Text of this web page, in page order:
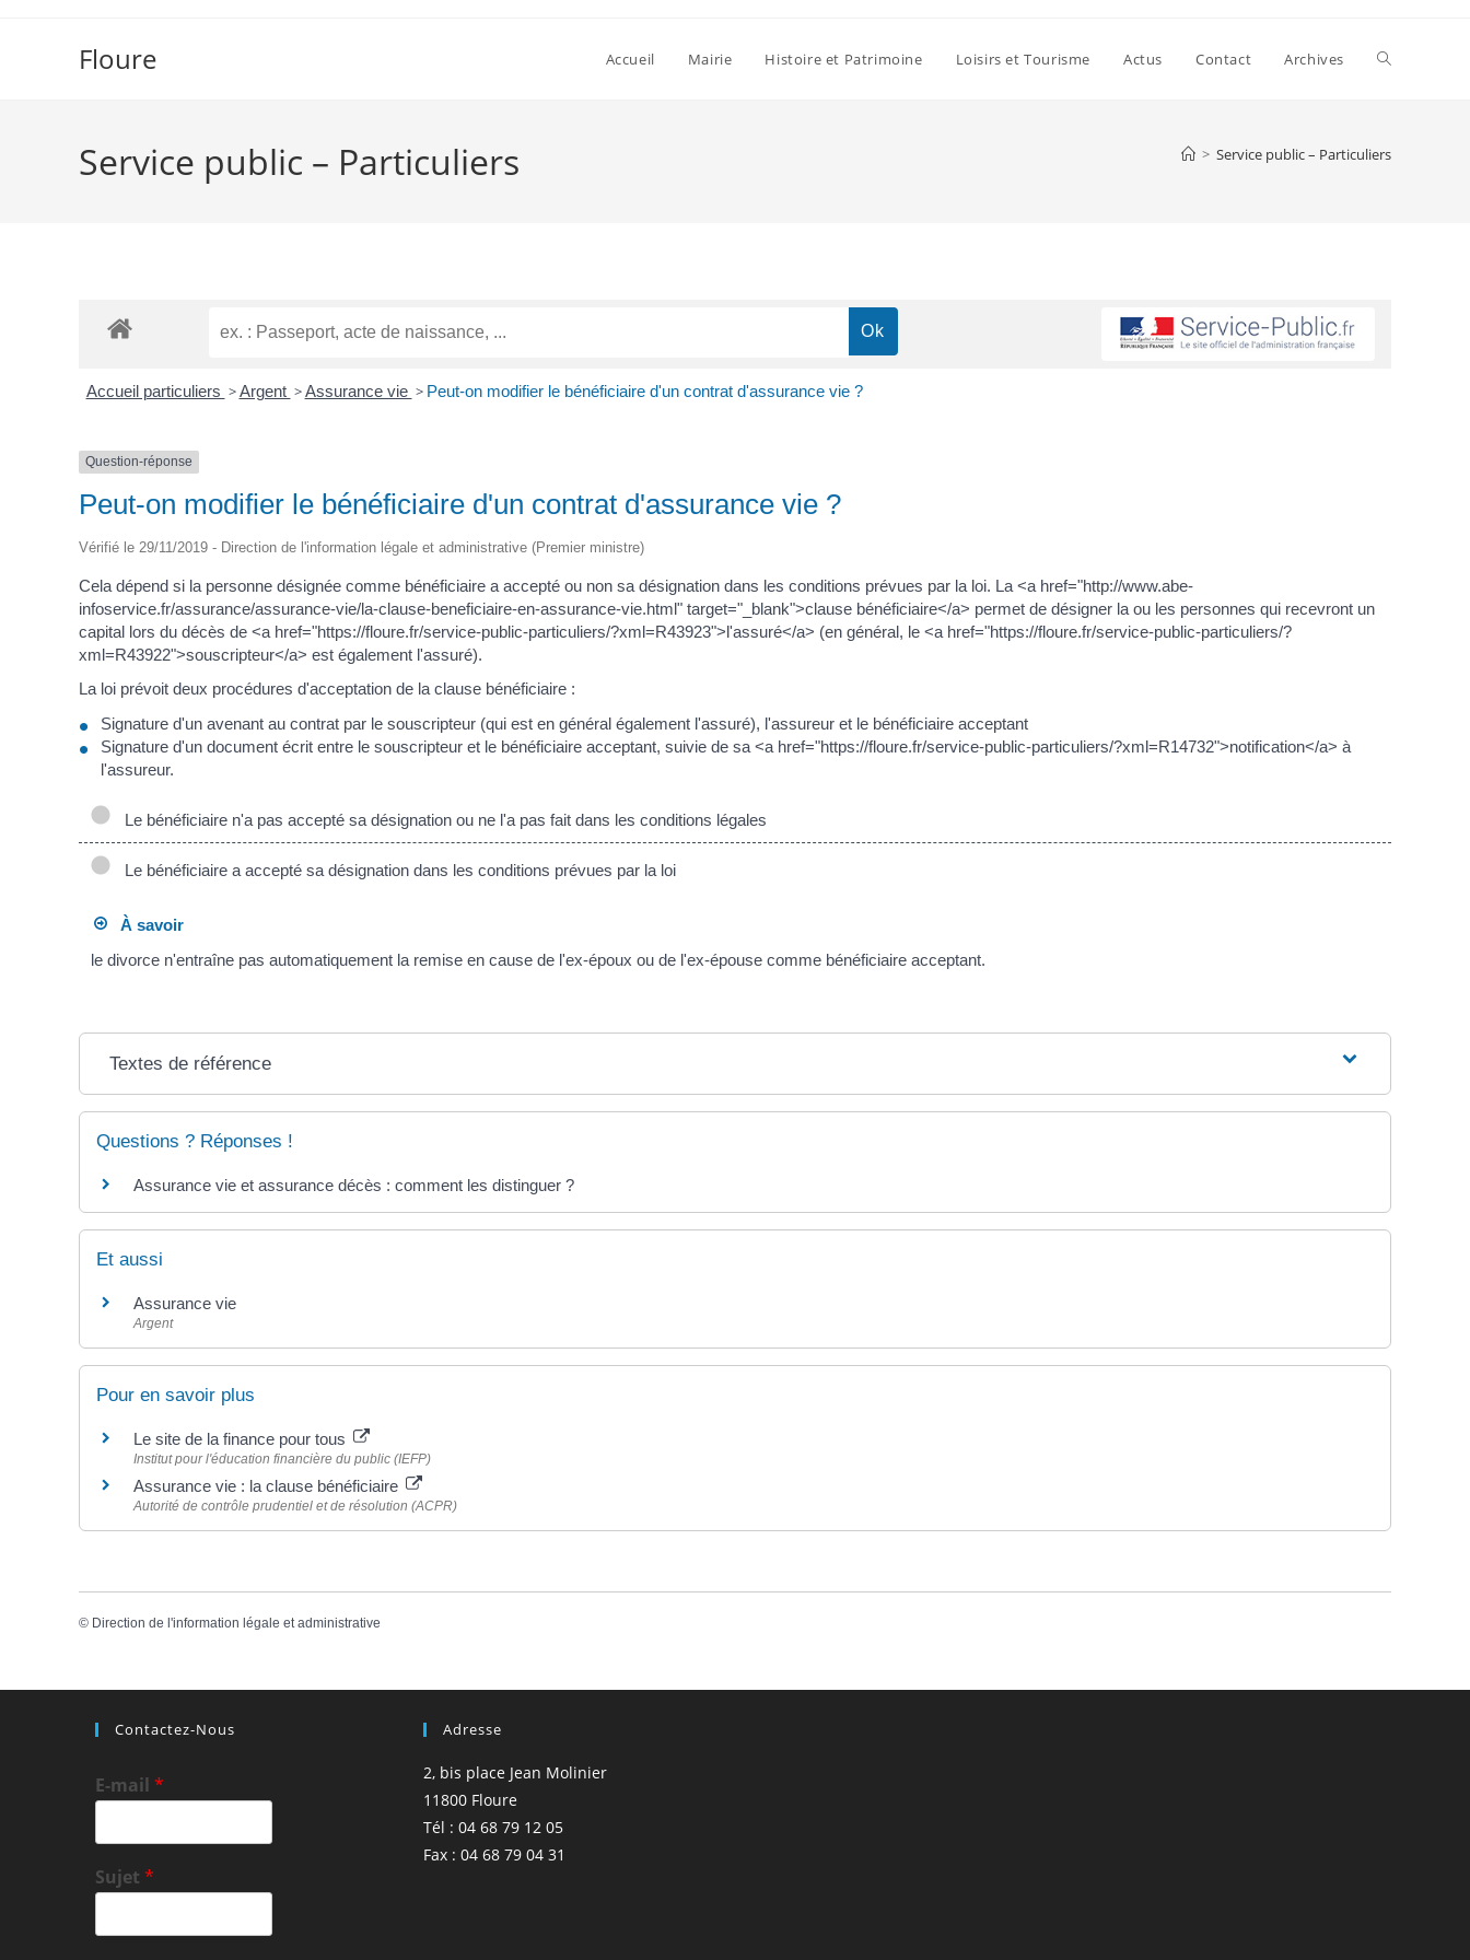
Floure Accueil Mairie Histoire et Patrimoine Loisirs et Tourisme Actus Contact Archives
Service public – Particuliers > Service public – Particuliers
Accueil particuliers > Argent > Assurance vie > Peut-on modifier le bénéficiaire d'un contrat d'assurance vie ?
Question-réponse
Peut-on modifier le bénéficiaire d'un contrat d'assurance vie ?
Vérifié le 29/11/2019 - Direction de l'information légale et administrative (Premier ministre)
Cela dépend si la personne désignée comme bénéficiaire a accepté ou non sa désignation dans les conditions prévues par la loi. La <a href="http://www.abe-
infoservice.fr/assurance/assurance-vie/la-clause-beneficiaire-en-assurance-vie.html" target="_blank">clause bénéficiaire</a> permet de désigner la ou les personnes qui recevront un
capital lors du décès de <a href="https://floure.fr/service-public-particuliers/?xml=R43923">l'assuré</a> (en général, le <a href="https://floure.fr/service-public-particuliers/?
xml=R43922">souscripteur</a> est également l'assuré).
La loi prévoit deux procédures d'acceptation de la clause bénéficiaire :
Signature d'un avenant au contrat par le souscripteur (qui est en général également l'assuré), l'assureur et le bénéficiaire acceptant
Signature d'un document écrit entre le souscripteur et le bénéficiaire acceptant, suivie de sa <a href="https://floure.fr/service-public-particuliers/?xml=R14732">notification</a> à
l'assureur.
Le bénéficiaire n'a pas accepté sa désignation ou ne l'a pas fait dans les conditions légales
Le bénéficiaire a accepté sa désignation dans les conditions prévues par la loi
À savoir
le divorce n'entraîne pas automatiquement la remise en cause de l'ex-époux ou de l'ex-épouse comme bénéficiaire acceptant.
Textes de référence
Questions ? Réponses !
Assurance vie et assurance décès : comment les distinguer ?
Et aussi
Assurance vie
Argent
Pour en savoir plus
Le site de la finance pour tous
Institut pour l'éducation financière du public (IEFP)
Assurance vie : la clause bénéficiaire
Autorité de contrôle prudentiel et de résolution (ACPR)
© Direction de l'information légale et administrative
Contactez-Nous
E-mail *
Sujet *
Adresse
2, bis place Jean Molinier
11800 Floure
Tél : 04 68 79 12 05
Fax : 04 68 79 04 31